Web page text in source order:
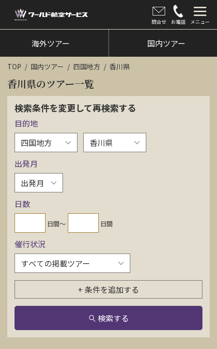
問合せ お電話 メニュー
海外ツアー
国内ツアー
クルーズツアー
ツアー催行状況
旅のひろば
イベント
新着情報
会社情報
お問い合わせ
資料請求
電話にてお問い合わせ
検索
海外ツアー 国内ツアー
TOP 国内ツアー 四国地方 香川県
香川県のツアー一覧
検索条件を変更して再検索する
目的地
出発月
日数
日間〜 日間
催行状況
+ 条件を追加する
検索する